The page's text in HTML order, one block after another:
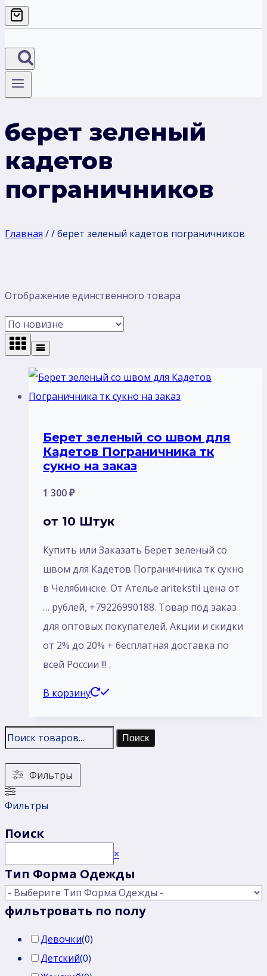
берет зеленый
кадетов
пограничников
Главная //берет зеленый кадетов пограничников
Отображение единственного товара
Берет зеленый со швом для
Кадетов Пограничника тк
сукно на заказ
1 300₽
от 10 Штук
Купить или Заказать Берет зеленый со
швом для Кадетов Пограничника тк сукно
в Челябинске. От Ателье aritekstil цена от
… рублей, +79226990188. Товар под заказ
для оптовых покупателей. Акции и скидки
от 2% до 20% + бесплатная доставка по
всей России !!! .
В корзину
Поиск
Фильтры
Фильтры
Поиск
×
Тип Форма Одежды
фильтровать по полу
Девочки(0)
Детский(0)